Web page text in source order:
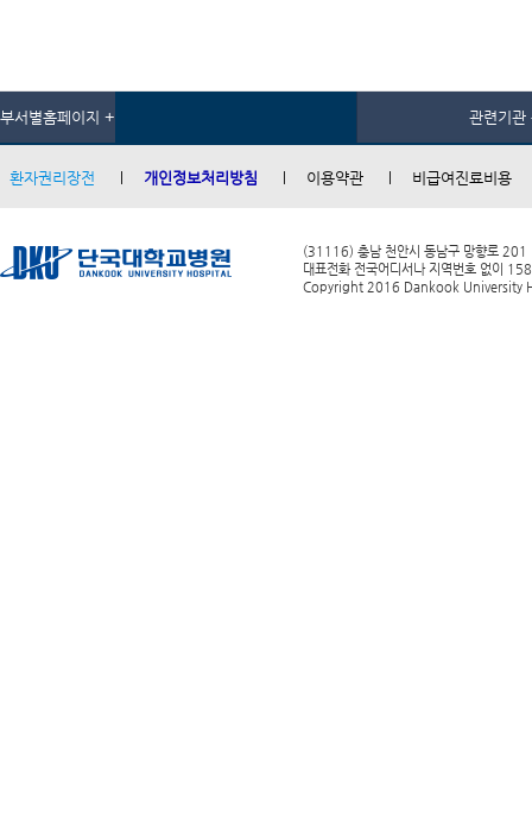
부서별홈페이지 + 관련기관
환자권리장전 개인정보처리방침 이용약관 비급여진료비용
(31116) 충남 천안시 동남구 망향로 201
대표전화 전국어디서나 지역번호 없이
Copyright 2016 Dankook University